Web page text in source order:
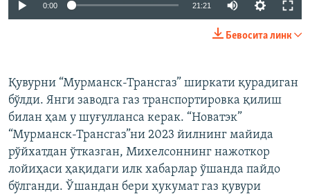
720p 1080p
0:00 21:21
720p
1080p
Бевосита линк
Қувурни “Мурманск-Трансгаз” ширкати қурадиган
бўлди. Янги заводга газ транспортировка қилиш
билан ҳам у шуғулланса керак. “Новатэк”
“Мурманск-Трансгаз”ни 2023 йилнинг майида
рўйхатдан ўтказган, Михелсоннинг нажоткор
лойиҳаси ҳақидаги илк хабарлар ўшанда пайдо
бўлганди. Ўшандан бери ҳукумат газ қувури